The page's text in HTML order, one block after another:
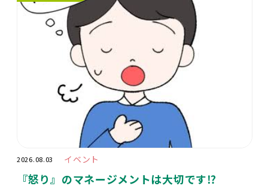
2026.08.03 イベント
『怒り』のマネージメントは大切です⁉️